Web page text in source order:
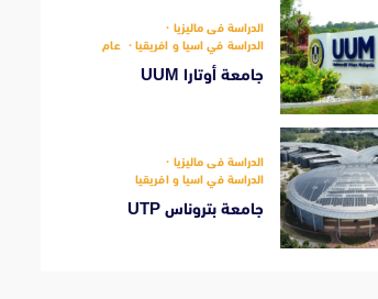
الدراسة فى ماليزيا
الدراسة في اسيا و افريقيا
عام
جامعة أوتارا UUM
الدراسة فى ماليزيا
الدراسة في اسيا و افريقيا
جامعة بتروناس UTP